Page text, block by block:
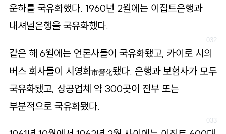
운하를 국유화했다. 1960년 2월에는 이집트은행과
내셔널은행을 국유화했다.
같은 해 6월에는 언론사들이 국유화됐고, 카이로 시의
버스 회사들이 시영화市營化됐다. 은행과 보험사가 모두
국유화됐고, 상공업체 약 300곳이 전부 또는
부분적으로 국유화됐다.